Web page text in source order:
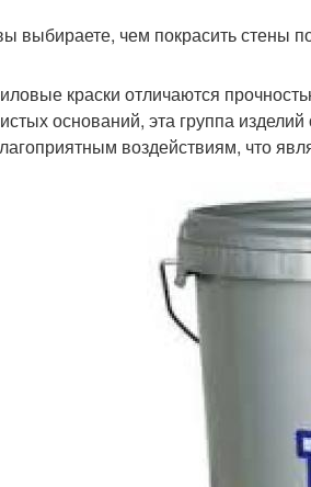
выбираете, чем покрасить стены
краски отличаются
оснований, эта группа
воздействиям, что